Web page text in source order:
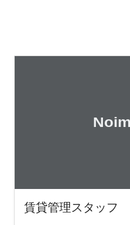
賃貸管理スタッフ